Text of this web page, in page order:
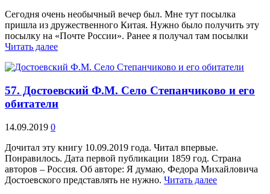
Сегодня очень необычный вечер был. Мне тут посылка
пришла из дружественного Китая. Нужно было получить эту
посылку на «Почте России». Ранее я получал там посылки
Читать далее
57. Достоевский Ф.М. Село Степанчиково и его
обитатели
14.09.2019 0
Дочитал эту книгу 10.09.2019 года. Читал впервые.
Понравилось. Дата первой публикации 1859 год. Страна
авторов – Россия. Об авторе: Я думаю, Федора Михайловича
Достоевского представлять не нужно. Читать далее